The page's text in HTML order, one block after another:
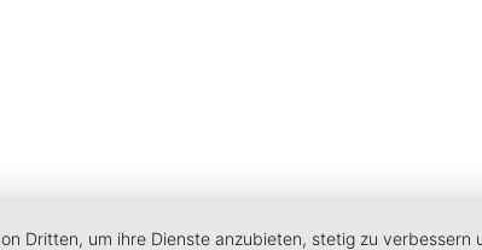
Dritten, um ihre Dienste anzubieten, stetig zu